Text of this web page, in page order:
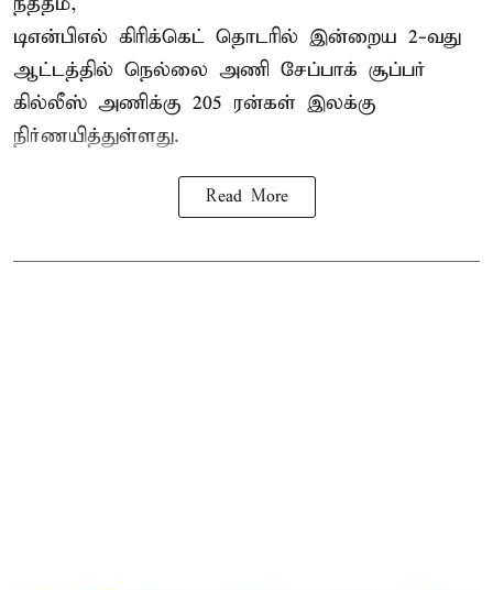
டிஎன்பிஎல் கிரிக்கெட் தொடரில் இன்றைய 2-வது
ஆட்டத்தில் நெல்லை அணி சேப்பாக் சூப்பர்
கில்லீஸ் அணிக்கு 205 ரன்கள் இலக்கு
நிர்ணயித்துள்ளது.
Read More